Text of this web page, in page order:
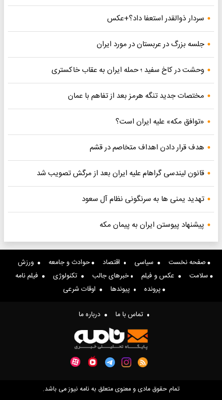
سردار ذوالقدر استعفا داد؟+عکس
جلسه بزرگ در عربستان در مورد ایران
وحشت در کاخ سفید ؛ حمله ایران به عقاب خاکستری
مختصات جدید تنگه هرمز بعد از تفاهم با عمان
«توافق مکه» علیه ایران است؟
هدف قرار دادن اهداف متخاصم در قشم
قانون لیندسی گراهام علیه ایران بعد از مرگش تصویب شد
تهدید یمنی ها به سرنگونی نظام آل سعود
پیشنهاد پیوستن ایران به پیمان مکه
صفحه نخست سیاسی اقتصاد حوادث و جامعه
ورزش
سلامت
عکس و فیلم خبرهای جالب تکنولوژی
فیلم نامه
پرونده
پیوندها اوقات شرعی
تماس با ما درباره ما
تمام حقوق مادی و معنوی متعلق به نامه نیوز می باشد.